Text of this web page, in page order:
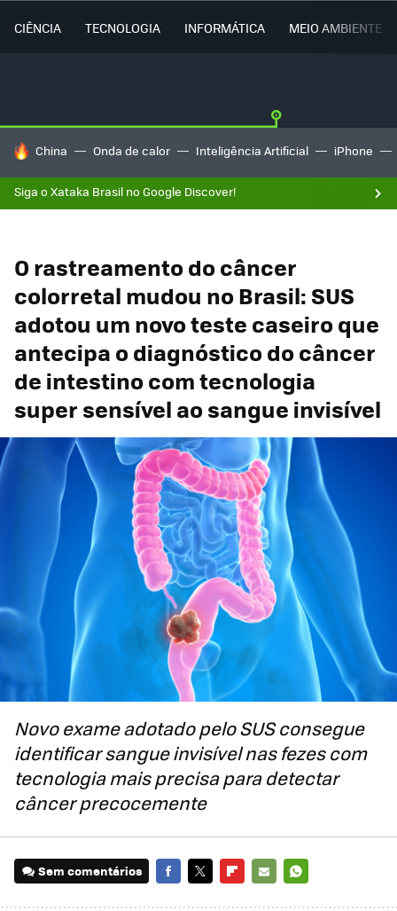
CIÊNCIA TECNOLOGIA INFORMÁTICA MEIO AMBIENTE
TENDÊNCIAS DO DIA
China Onda de calor Inteligência Artificial iPhone
Siga o Xataka Brasil no Google Discover!
O rastreamento do câncer
colorretal mudou no Brasil: SUS
adotou um novo teste caseiro que
antecipa o diagnóstico do câncer
de intestino com tecnologia
super sensível ao sangue invisível
Novo exame adotado pelo SUS consegue
identificar sangue invisível nas fezes com
tecnologia mais precisa para detectar
câncer precocemente
Sem comentários